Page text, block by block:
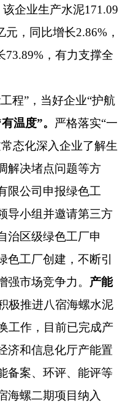
该企业生产水泥171.09
，同比增长2.86%，
73.89%，有力支撑全
程” ，当好企业“护航
温度”。 严格落实“一
态化深入企业了解生
解决堵点问题等方
限公司申报绿色工
导小组并邀请第三方
治区级绿色工厂申
色工厂创建，不断引
市场竞争力。 产能
极推进八宿海螺水泥
工作，目前已完成产
济和信息化厅产能置
备案、环评、能评等
海螺二期项目纳入